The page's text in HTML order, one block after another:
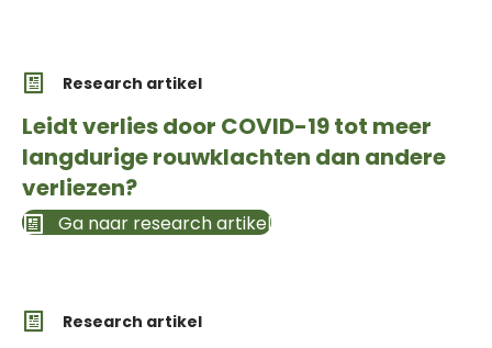
Research artikel
Leidt verlies door COVID-19 tot meer
langdurige rouwklachten dan andere
verliezen?
Ga naar research artikel
Research artikel